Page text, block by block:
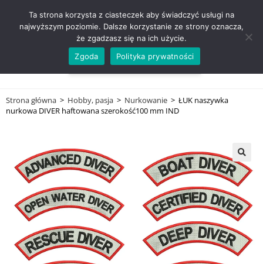
ZADZWOŃ TEL. 600 352 938
Strona główna > Hobby, pasja > Nurkowanie > ŁUK naszywka
nurkowa DIVER haftowana szerokość100 mm IND
Ta strona korzysta z ciasteczek aby świadczyć usługi na
najwyższym poziomie. Dalsze korzystanie ze strony oznacza,
że zgadzasz się na ich użycie.
Zgoda
Polityka prywatności